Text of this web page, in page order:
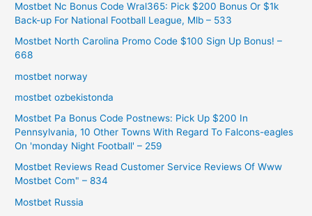
Mostbet Nc Bonus Code Wral365: Pick $200 Bonus Or $1k
Back-up For National Football League, Mlb – 533
Mostbet North Carolina Promo Code $100 Sign Up Bonus! –
668
mostbet norway
mostbet ozbekistonda
Mostbet Pa Bonus Code Postnews: Pick Up $200 In
Pennsylvania, 10 Other Towns With Regard To Falcons-eagles
On 'monday Night Football' – 259
Mostbet Reviews Read Customer Service Reviews Of Www
Mostbet Com" – 834
Mostbet Russia